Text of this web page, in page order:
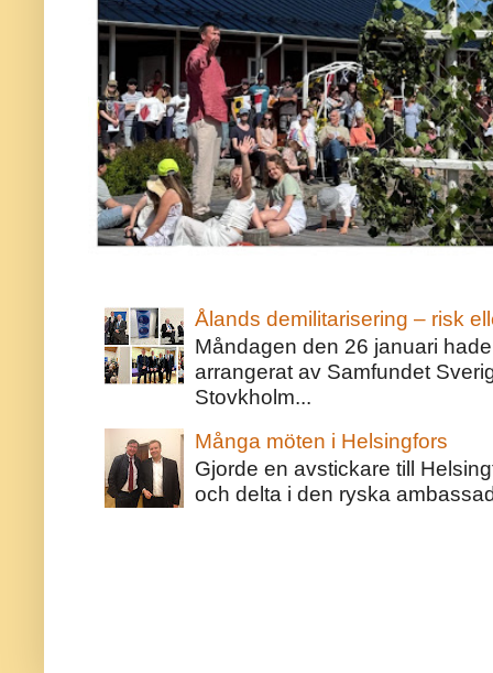
Ålands demilitarisering – risk
Måndagen den 26 januari
arrangerat av Samfundet
Stovkholm...
Många möten i Helsingfors
Gjorde en avstickare till
och delta i den ryska